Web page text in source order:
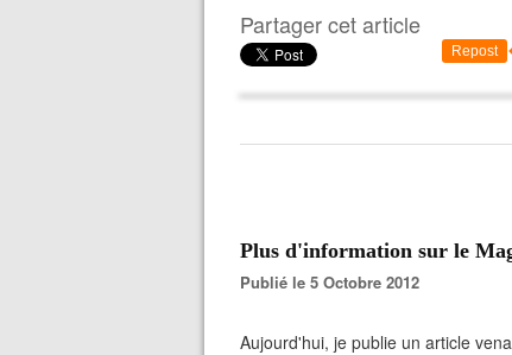
Partager cet article
Repost
Plus d'information sur le
Publié le 5 Octobre 2012
Aujourd'hui, je publie un article